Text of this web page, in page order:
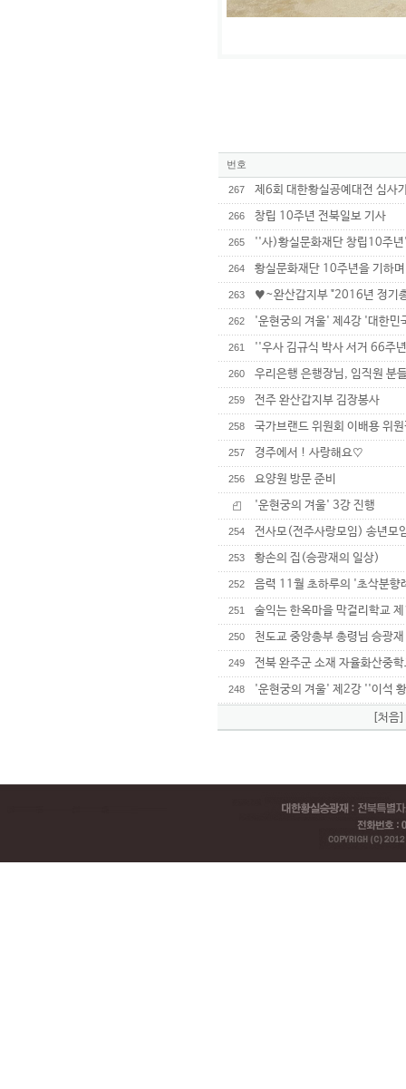
번호
267 제6회 대한황실공예대전 심사
266 창립 10주년 전북일보 기사
265 ''사)황실문화재단 창립10주
264 황실문화재단 10주년을 기하며
263 ♥~완산갑지부 "2016년 정기
262 '운현궁의 겨울' 제4강 '대한민
261 ''우사 김규식 박사 서거 66주
260 우리은행 은행장님, 임직원 분
259 전주 완산갑지부 김장봉사
258 국가브랜드 위원회 이배용 위
257 경주에서 ! 사랑해요♡
256
요양원 방문 준비
'운현궁의 겨울' 3강 진행
254 전사모(전주사랑모임) 송년모
253 황손의 집(승광재의 일상)
252 음력 11월 초하루의 '초삭분향
251 술익는 한옥마을 막걸리학교
250 천도교 중앙총부 총령님 승광
249 전북 완주군 소재 자율화산중
248 '운현궁의 겨울' 제2강 ''이석
[처음]